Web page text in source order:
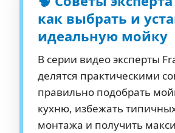
как выбрать и
идеальную мойку
В серии видео эксперты
делятся практическими
правильно подобрать
кухню, избежать
монтажа и получить